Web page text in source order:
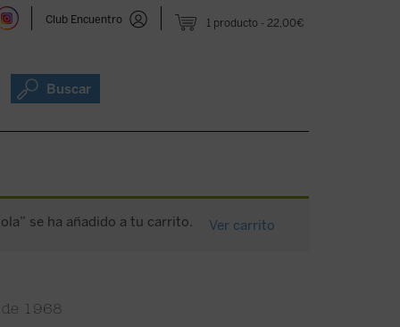
1 producto 22,00€
Club Encuentro
Buscar
se ha añadido a tu carrito. Ver carrito
1968